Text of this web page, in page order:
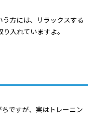
方には、リラックスする
入れていますよ。
ですが、実はトレーニン